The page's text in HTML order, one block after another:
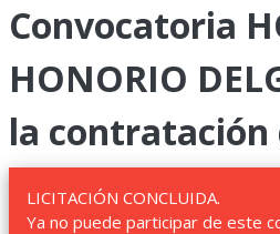
Convocatoria
HONORIO
la contratación
LICITACIÓN CONCLUIDA.
Ya no puede participar de este